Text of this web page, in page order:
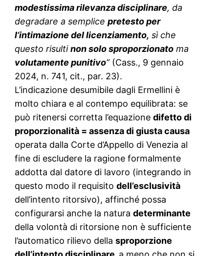
modestissima rilevanza disciplinare, da
degradare a semplicepretesto per
l’intimazione del licenziamento, sì che
questo risultinon solo sproporzionato ma
volutamente punitivo” (Cass., 9 gennaio
2024, n. 741, cit., par. 23).
L’indicazione desumibile dagli Ermellini è
molto chiara e al contempo equilibrata: se
può ritenersi corretta l’equazionedifetto di
proporzionalità = assenza di giusta causa
operata dalla Corte d’Appello di Venezia al
fine di escludere la ragione formalmente
addotta dal datore di lavoro (integrando in
questo modo il requisitodell’esclusività
dell’intento ritorsivo), affinché possa
configurarsi anche la naturadeterminante
della volontà di ritorsione non è sufficiente
l’automatico rilievo dellasproporzione